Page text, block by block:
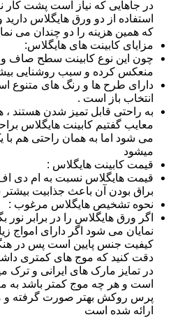
در جاهایی که نیاز است پشت کار
استفاده از دو ورق هایگلاس
که همین هزینه را دو چندان می
مزایای کابینت های هایگلاس:
چون این نوع کابینت سطح صاف و
منعکس کرده و سبب روشنایی
دارای طرح ها و رنگ های
انتخاب باز است .
به راحتی قابل تمیز شدن هستند
معایب گفتیم کابینت هایگلاس
می شود اما به همان راحتی هم با
میشود
قیمت کابینت هایگلاس :
قیمت هایگلاس نسبت به ام دی اف
براق بودن آن باعث جذابیت
نحوه تشخیص هایگلاس مرغوب :
اگر ورق هایگلاس را در برابر نور
نمایان می شود اگر دارای امواج
کیفیت جنس پایین است پس در
دقت کنید که موج های کمتری
در تمایز مارک های ایرانی و
است و هر چه موج کمتر باشد به
پرس روکش بهتر صورت گرفته و
ارائه شده است